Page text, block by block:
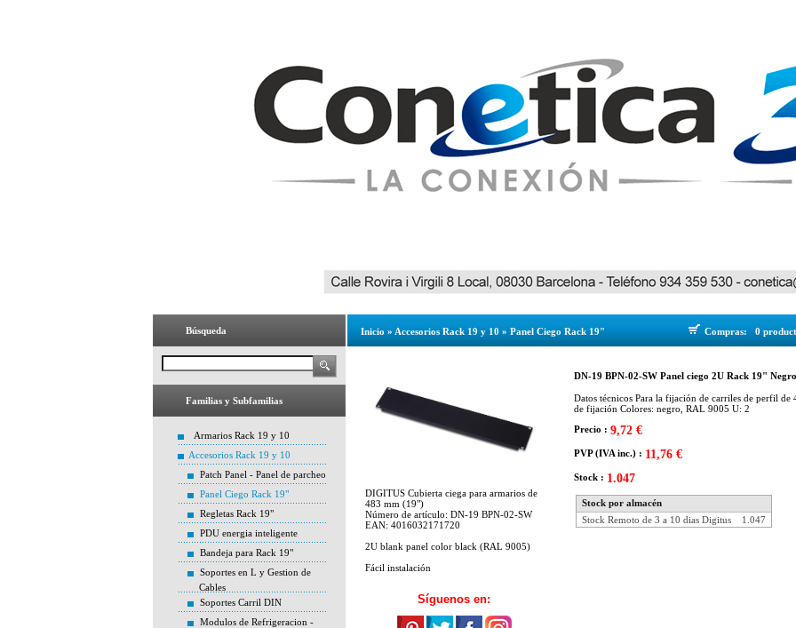
Búsqueda
Familias y Subfamilias
Armarios Rack 19 y 10
Accesorios Rack 19 y 10
Patch Panel - Panel de parcheo
Panel Ciego Rack 19"
Regletas Rack 19"
PDU energia inteligente
Bandeja para Rack 19"
Soportes en L y Gestion de
Cables
Soportes Carril DIN
Modulos de Refrigeracion -
Inicio » Accesorios Rack 19 y 10 » Panel Ciego Rack 19" Compras: 0
DIGITUS Cubierta ciega para armarios de
483 mm (19")
Número de artículo: DN-19 BPN-02-SW
EAN: 4016032171720
2U blank panel color black (RAL 9005)
Fácil instalación
Síguenos en:
DN-19 BPN-02-SW Panel ciego 2U Rack 19"
Datos técnicos Para la fijación de carriles de perfil
de fijación Colores: negro, RAL 9005 U: 2
Precio : 9,72 €
PVP (IVA inc.) : 11,76 €
Stock : 1.047
Stock por almacén
Stock Remoto de 3 a 10 dias Digitus
1.047